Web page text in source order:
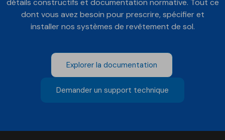
détails constructifs et documentation normative. Tout ce
dont vous avez besoin pour prescrire, spécifier et
installer nos systèmes de revêtement de sol.
Explorer la documentation
Demander un support technique